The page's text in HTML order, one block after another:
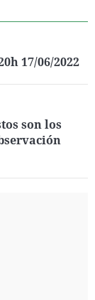
17/06/2022
son los